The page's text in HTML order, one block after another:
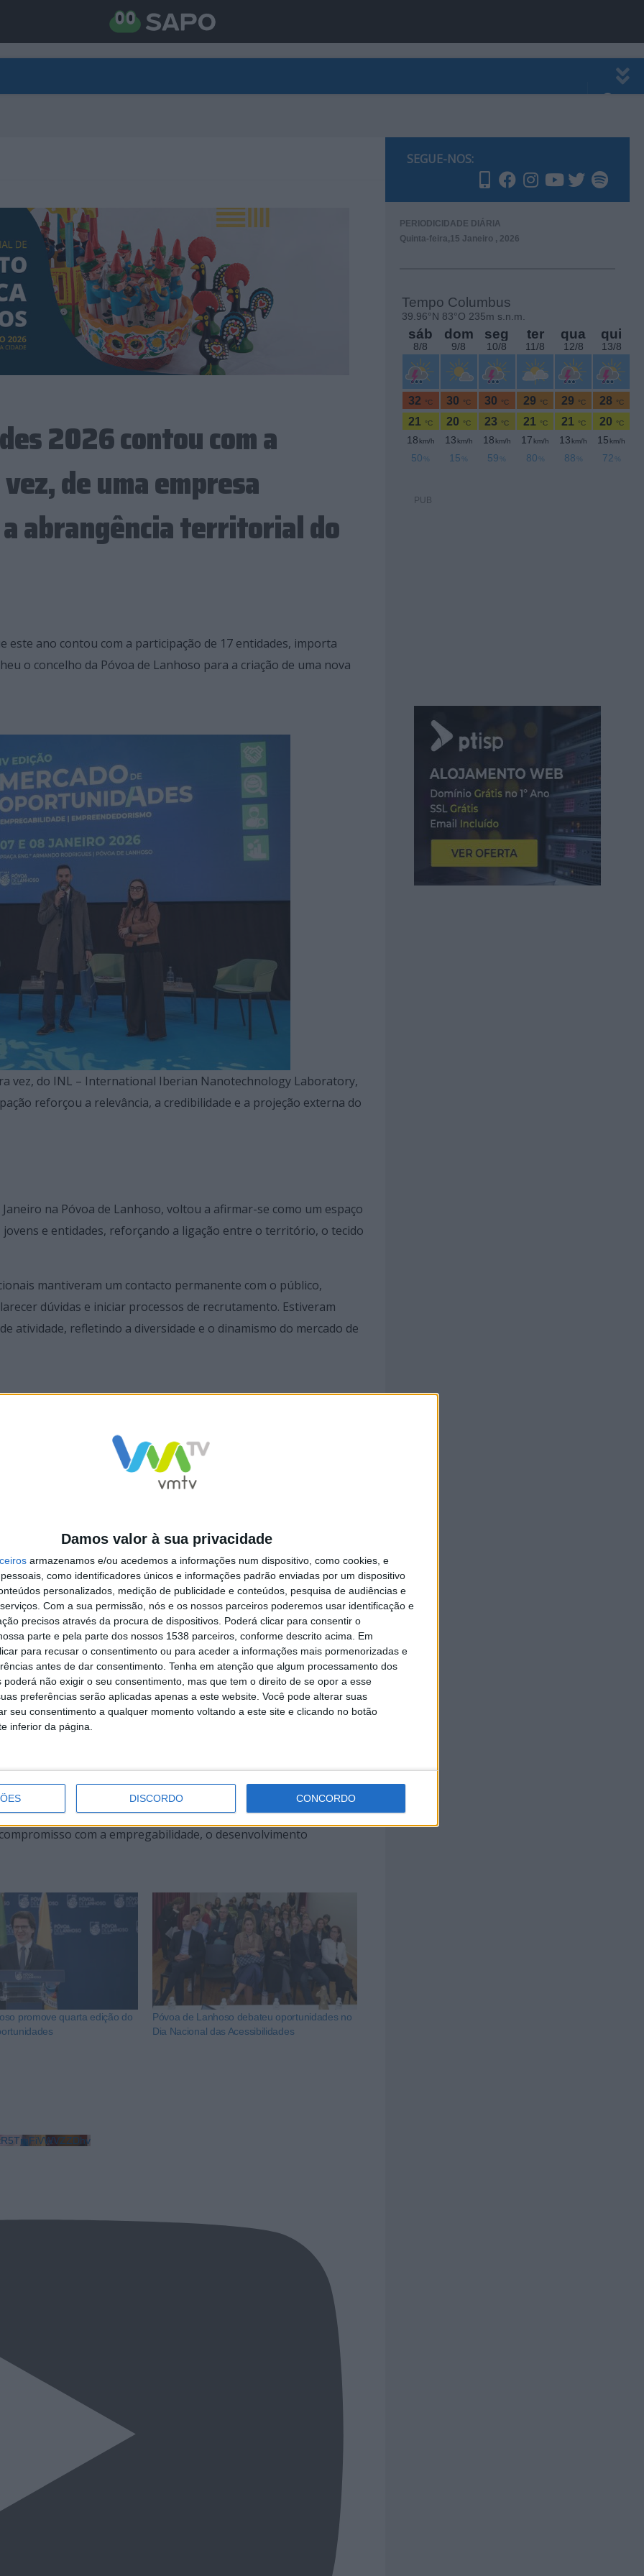
Damos valor à sua privacidade
armazenamos e/ou acedemos a informações num dispositivo, como cookies, e
como identificadores únicos e informações padrão enviadas por um dispositivo
personalizados, medição de publicidade e conteúdos, pesquisa de audiências e
Com a sua permissão, nós e os nossos parceiros poderemos usar identificação e
precisos através da procura de dispositivos. Poderá clicar para consentir o
parte e pela parte dos nossos 1538 parceiros, conforme descrito acima. Em
para recusar o consentimento ou para aceder a informações mais pormenorizadas e
antes de dar consentimento. Tenha em atenção que algum processamento dos
poderá não exigir o seu consentimento, mas que tem o direito de se opor a esse
preferências serão aplicadas apenas a este website. Você pode alterar suas
seu consentimento a qualquer momento voltando a este site e clicando no botão
inferior da página.
DISCORDO CONCORDO
2026 contou com a
de uma empresa
abrangência territorial do
este ano contou com a participação de 17 entidades, importa
o concelho da Póvoa de Lanhoso para a criação de uma nova
vez, do INL – International Iberian Nanotechnology Laboratory,
reforçou a relevância, a credibilidade e a projeção externa do
na Póvoa de Lanhoso, voltou a afirmar-se como um espaço
e entidades, reforçando a ligação entre o território, o tecido
mantiveram um contacto permanente com o público,
dúvidas e iniciar processos de recrutamento. Estiveram
atividade, refletindo a diversidade e o dinamismo do mercado de
promoveram a reflexão e a partilha de experiências em áreas-
e o desenvolvimento económico, contribuindo para
atuais do mercado de trabalho.
a recolha de dezenas de currículos e a realização
prático do evento e a sua capacidade de gerar contactos efetivos
diversas vagas, estando o Gabinete de Empregabilidade do
que não tiveram oportunidade de participar no evento,
o Mercado de Oportunidades –gab.empregabilidade@mun-
que registou um impacto muito positivo junto dos
a centena de presenças, reforçando a importância de
desde cedo.
relevância deste modelo de proximidade, escuta ativa e resposta
com a empregabilidade, o desenvolvimento
promove quarta edição do
Póvoa de Lanhoso debateu oportunidades no
Dia Nacional das Acessibilidades
SEGUE-NOS:
PERIODICIDADE DIÁRIA
Quinta-feira,15 Janeiro , 2026
PUB